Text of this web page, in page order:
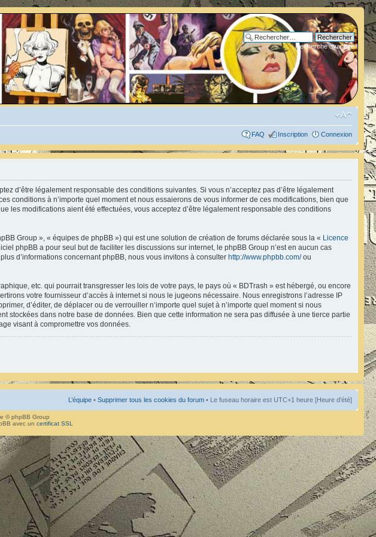
Recherche avancée
FAQ Inscription Connexion
d’être légalement responsable des conditions suivantes. Si vous n’acceptez pas d’être légalement
conditions à n’importe quel moment et nous essaierons de vous informer de ces modifications, bien que
les modifications aient été effectuées, vous acceptez d’être légalement responsable des conditions
Group », « équipes de phpBB ») qui est une solution de création de forums déclarée sous la « Licence
phpBB a pour seul but de faciliter les discussions sur internet, le phpBB Group n’est en aucun cas
d’informations concernant phpBB, nous vous invitons à consulter http://www.phpbb.com/ou
etc. qui pourrait transgresser les lois de votre pays, le pays où « BDTrash » est hébergé, ou encore
votre fournisseur d’accès à internet si nous le jugeons nécessaire. Nous enregistrons l’adresse IP
d’éditer, de déplacer ou de verrouiller n’importe quel sujet à n’importe quel moment si nous
stockées dans notre base de données. Bien que cette information ne sera pas diffusée à une tierce partie
visant à compromettre vos données.
L’équipe • Supprimer tous les cookies du forum • Le fuseau horaire est UTC+1 heure [Heure d’été]
© phpBB Group
avec un certificat SSL